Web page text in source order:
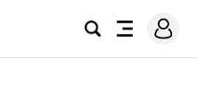
검
전
로
그